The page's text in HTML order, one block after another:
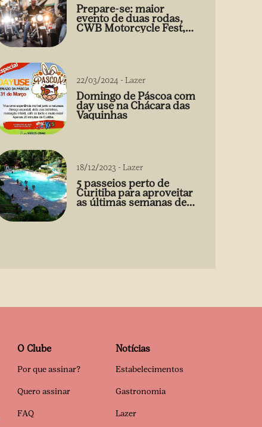
Prepare-se: maior
evento de duas rodas,
CWB Motorcycle Fest,
acontece 03/08
22/03/2024 -Lazer
Domingo de Páscoa com
day use na Chácara das
Vaquinhas
18/12/2023 -Lazer
5 passeios perto de
Curitiba para aproveitar
as últimas semanas de
O Clube
Por que assinar?
Quero assinar
FAQ
Notícias
Estabelecimentos
Gastronomia
Lazer